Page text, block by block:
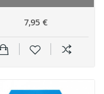
7,95 €